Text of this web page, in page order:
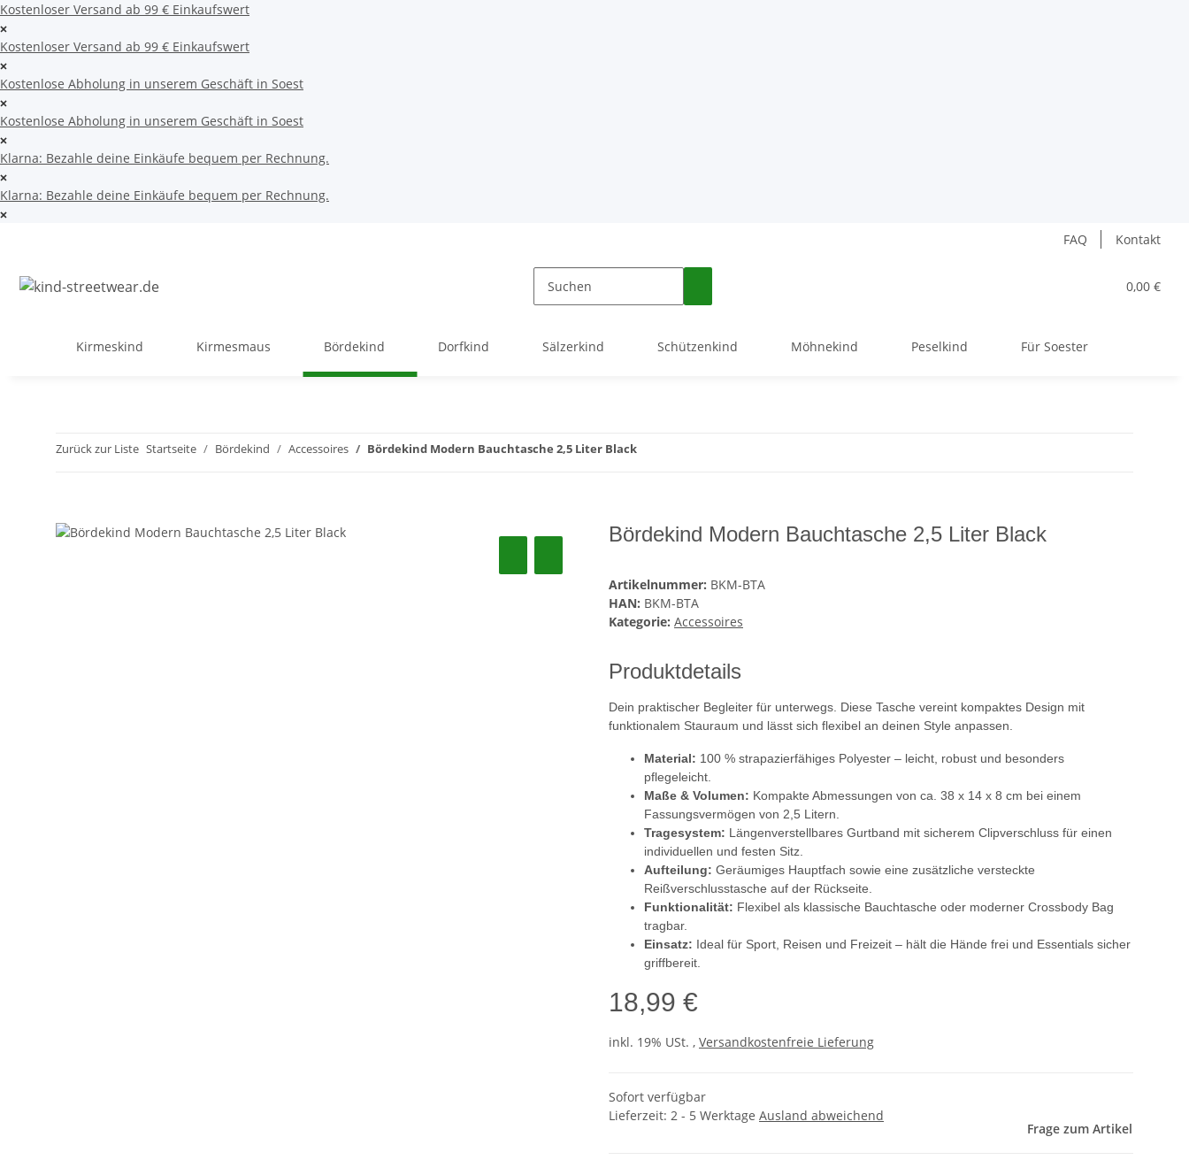
Kostenloser Versand ab 99 € Einkaufswert
Kostenloser Versand ab 99 € Einkaufswert
Kostenlose Abholung in unserem Geschäft in Soest
Kostenlose Abholung in unserem Geschäft in Soest
Klarna: Bezahle deine Einkäufe bequem per Rechnung.
Klarna: Bezahle deine Einkäufe bequem per Rechnung.
FAQ Kontakt
0,00 €
Kirmeskind Kirmesmaus Bördekind Dorfkind Sälzerkind Schützenkind Möhnekind Peselkind Für Soester
Zurück zur Liste Startseite Bördekind Accessoires Bördekind Modern Bauchtasche 2,5 Liter Black
Bördekind Modern Bauchtasche 2,5 Liter Black
Artikelnummer: BKM-BTA
HAN: BKM-BTA
Kategorie: Accessoires
Produktdetails
Dein praktischer Begleiter für unterwegs. Diese Tasche vereint kompaktes Design mit
funktionalem Stauraum und lässt sich flexibel an deinen Style anpassen.
Material: 100 % strapazierfähiges Polyester – leicht, robust und besonders
pflegeleicht.
Maße & Volumen: Kompakte Abmessungen von ca. 38 x 14 x 8 cm bei einem
Fassungsvermögen von 2,5 Litern.
Tragesystem: Längenverstellbares Gurtband mit sicherem Clipverschluss für einen
individuellen und festen Sitz.
Aufteilung: Geräumiges Hauptfach sowie eine zusätzliche versteckte
Reißverschlusstasche auf der Rückseite.
Funktionalität: Flexibel als klassische Bauchtasche oder moderner Crossbody Bag
tragbar.
Einsatz: Ideal für Sport, Reisen und Freizeit – hält die Hände frei und Essentials sicher
griffbereit.
18,99 €
inkl. 19% USt. , Versandkostenfreie Lieferung
Sofort verfügbar
Lieferzeit: 2 - 5 Werktage Ausland abweichend
Frage zum Artikel